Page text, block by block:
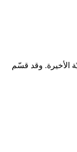
الأخيرة. وقد قسّم